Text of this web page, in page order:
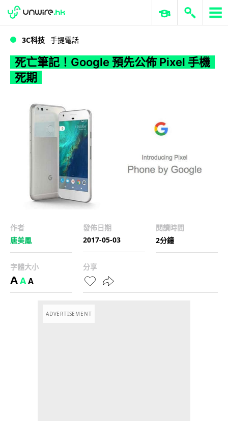
死亡筆記！Google 預先公佈 Pixel 手機死期
WWDC 2026 ERP 與商業 AI
3C科技 手提電話
死亡筆記！Google 預先公佈 Pixel 手機
死期
作者
唐美鳳
發佈日期
2017-05-03
閱讀時間
2分鐘
字體大小
AAA
分享
ADVERTISEMENT